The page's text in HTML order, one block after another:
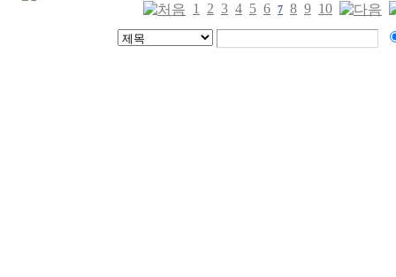
1 2 3 4 5 6 7 8 9 10